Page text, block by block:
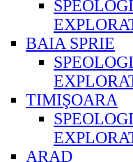
BAIA SPRIE
TIMIŞOARA
ARAD